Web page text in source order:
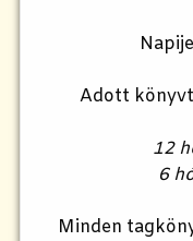
Adott
12
6
Minden